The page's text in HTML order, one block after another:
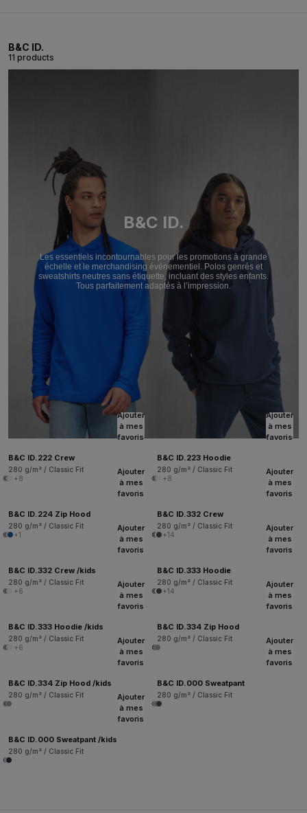
B&C ID.
11 products
B&C ID.
Les essentiels incontournables pour les promotions à grande
échelle et le merchandising événementiel. Polos genrés et
sweatshirts neutres sans étiquette, incluant des styles enfants.
Tous parfaitement adaptés à l’impression.
Ajouter
à mes
favoris
B&C ID.222 Crew
280 g/m² / Classic Fit
+8
Ajouter
à mes
favoris
B&C ID.223 Hoodie
280 g/m² / Classic Fit
+8
Ajouter
à mes
favoris
B&C ID.224 Zip Hood
280 g/m² / Classic Fit
+1
Ajouter
à mes
favoris
B&C ID.332 Crew
280 g/m² / Classic Fit
+14
Ajouter
à mes
favoris
B&C ID.332 Crew /kids
280 g/m² / Classic Fit
+6
Ajouter
à mes
favoris
B&C ID.333 Hoodie
280 g/m² / Classic Fit
+14
Ajouter
à mes
favoris
B&C ID.333 Hoodie /kids
280 g/m² / Classic Fit
+6
Ajouter
à mes
favoris
B&C ID.334 Zip Hood
280 g/m² / Classic Fit
Ajouter
à mes
favoris
B&C ID.334 Zip Hood /kids
280 g/m² / Classic Fit
Ajouter
à mes
favoris
B&C ID.000 Sweatpant
280 g/m² / Classic Fit
Ajouter
à mes
favoris
B&C ID.000 Sweatpant /kids
280 g/m² / Classic Fit